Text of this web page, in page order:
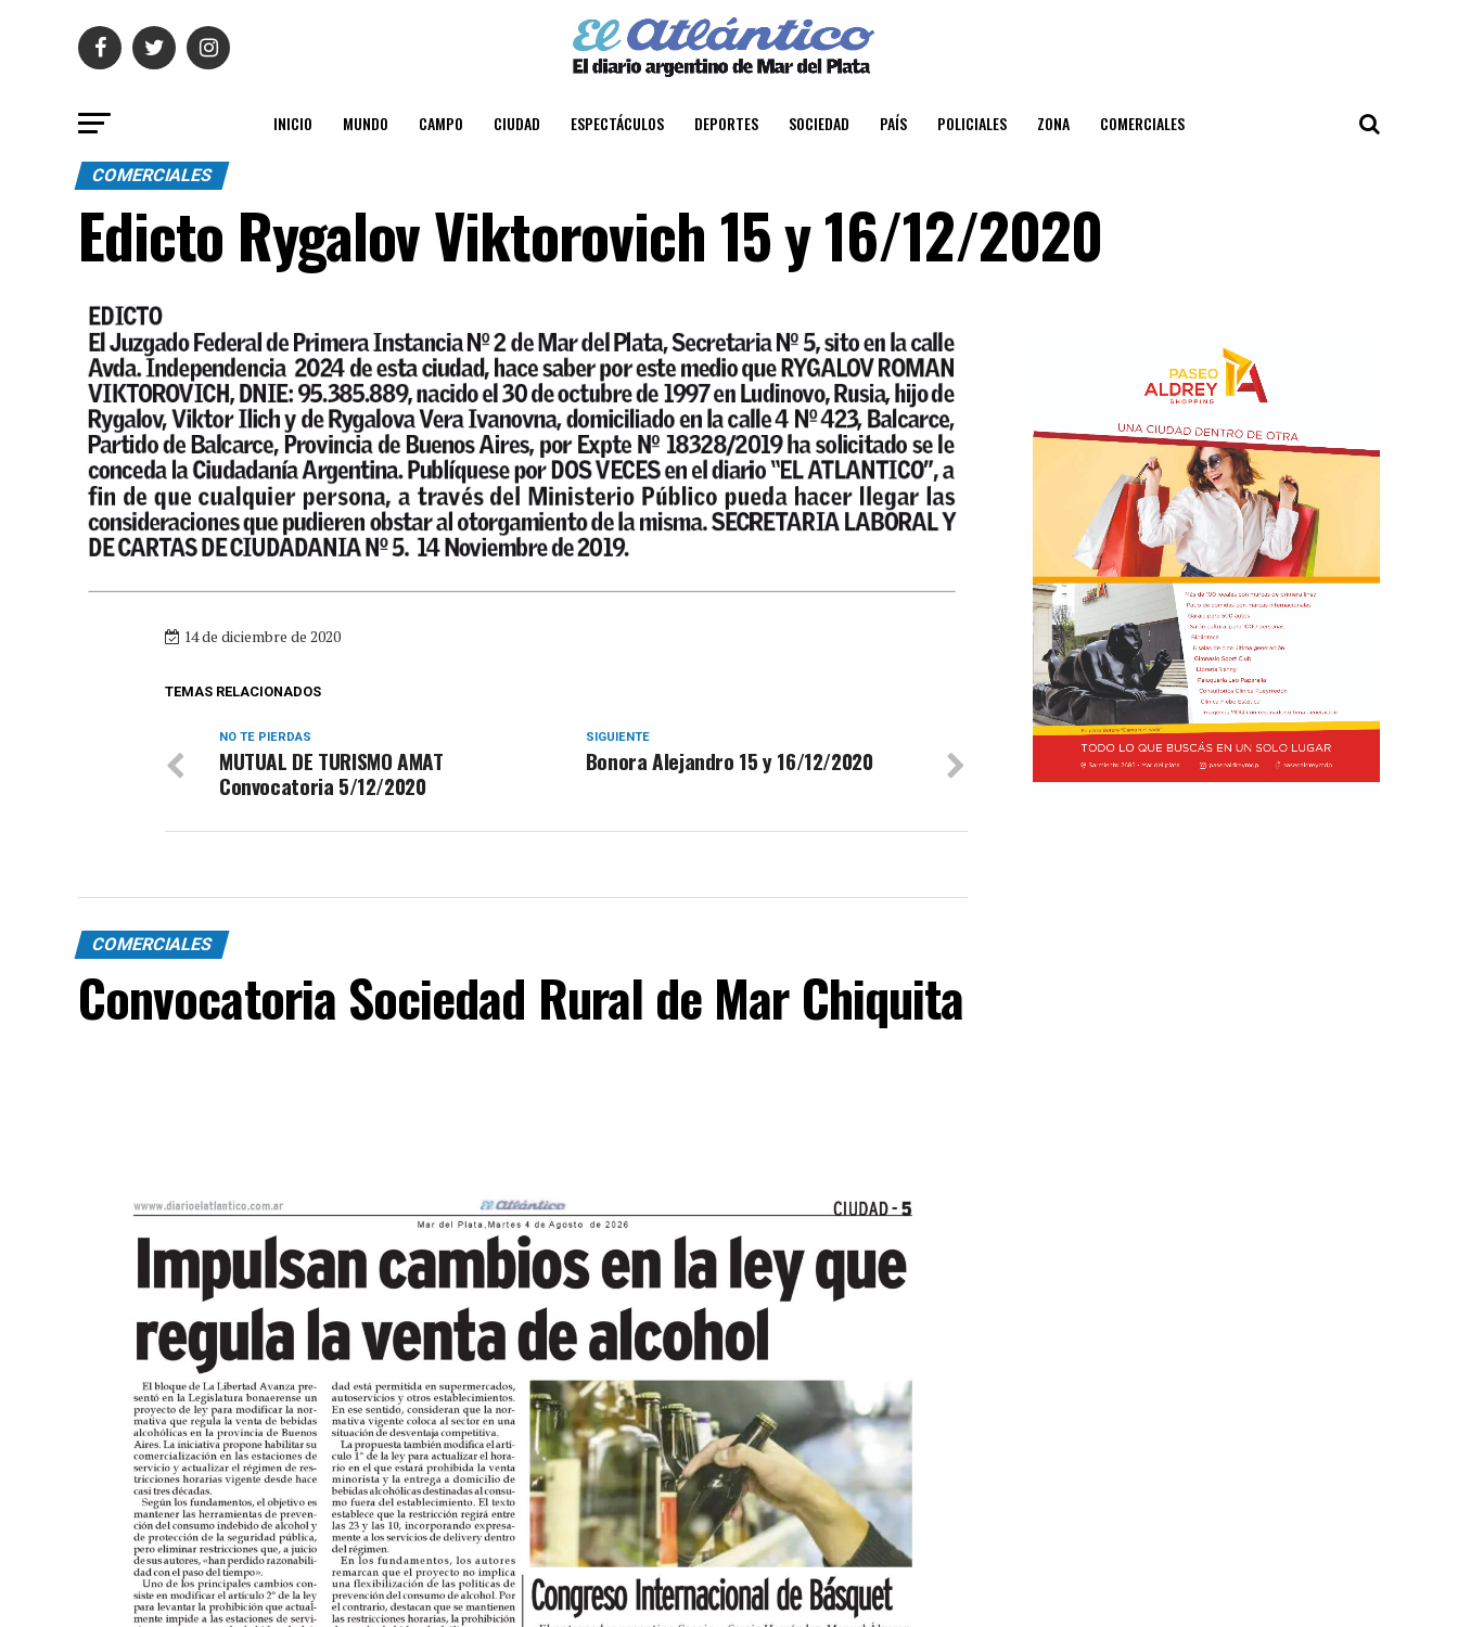
INICIO MUNDO CAMPO CIUDAD ESPECTÁCULOS DEPORTES SOCIEDAD PAÍS POLICIALES ZONA COMERCIALES
COMERCIALES
Edicto Rygalov Viktorovich 15 y 16/12/2020
14 de diciembre de 2020
TEMAS RELACIONADOS
SIGUIENTE
Bonora Alejandro 15 y 16/12/2020
NO TE PIERDAS
MUTUAL DE TURISMO AMAT
Convocatoria 5/12/2020
COMERCIALES
Convocatoria Sociedad Rural de Mar Chiquita